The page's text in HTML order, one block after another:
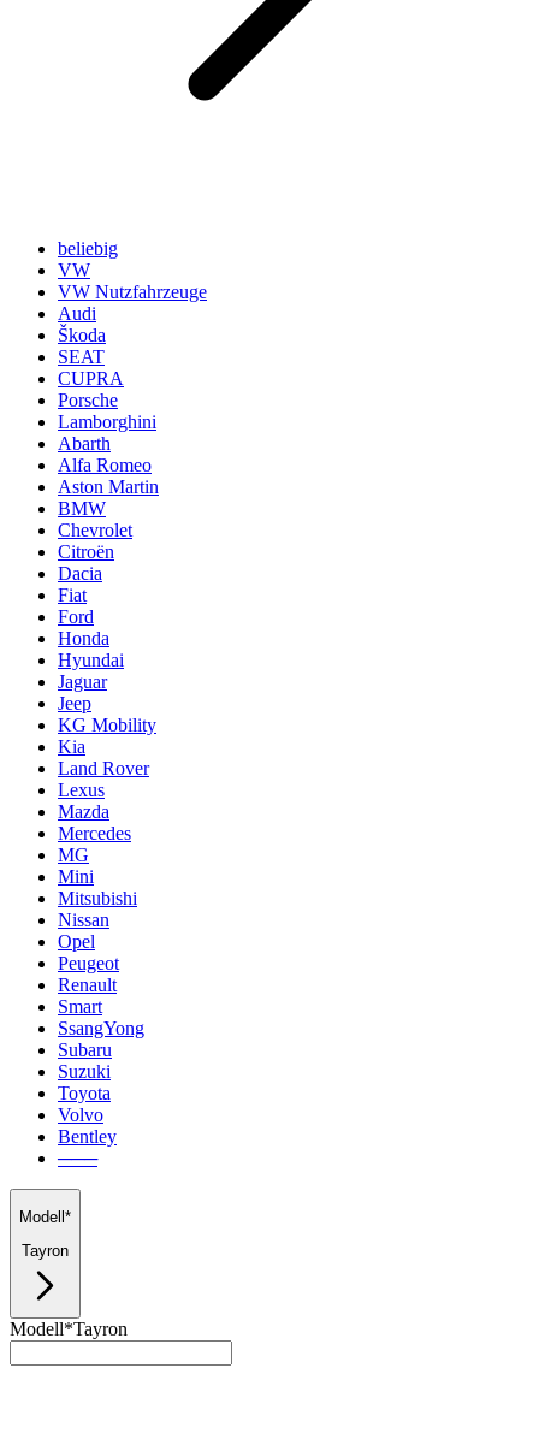
beliebig
VW
VW Nutzfahrzeuge
Audi
Škoda
SEAT
CUPRA
Porsche
Lamborghini
Abarth
Alfa Romeo
Aston Martin
BMW
Chevrolet
Citroën
Dacia
Fiat
Ford
Honda
Hyundai
Jaguar
Jeep
KG Mobility
Kia
Land Rover
Lexus
Mazda
Mercedes
MG
Mini
Mitsubishi
Nissan
Opel
Peugeot
Renault
Smart
SsangYong
Subaru
Suzuki
Toyota
Volvo
Bentley
───
Modell*
Tayron
Modell*Tayron